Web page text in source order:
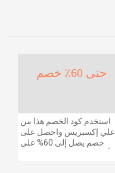
حتى 60٪ خصم
استخدم كود الخصم هذا من
علي إكسبريس واحصل على
خصم يصل إلى 60% على